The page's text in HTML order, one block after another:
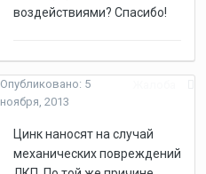
воздействиями? Спасибо!
Опубликовано: 5
ноября, 2013
Цинк наносят на случай
механических повреждений